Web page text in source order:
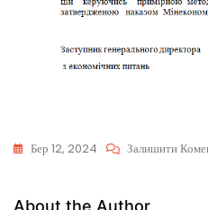
Бер 12, 2024 Залишити
About the Author